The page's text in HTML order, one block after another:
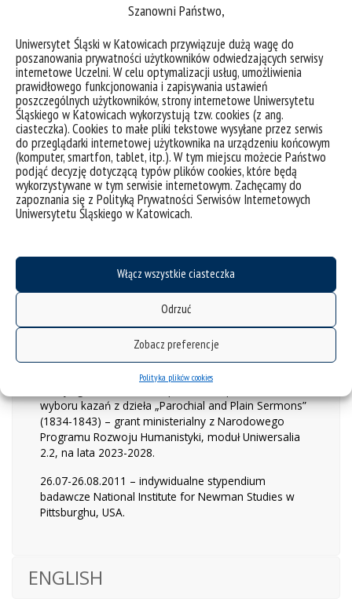
Szanowni Państwo,
Uniwersytet Śląski w Katowicach przywiązuje dużą wagę do
poszanowania prywatności użytkowników odwiedzających serwisy
internetowe Uczelni. W celu optymalizacji usług, umożliwienia
prawidłowego funkcjonowania i zapisywania ustawień
poszczególnych użytkowników, strony internetowe Uniwersytetu
Śląskiego w Katowicach wykorzystują tzw. cookies (z ang.
ciasteczka). Cookies to małe pliki tekstowe wysyłane przez serwis
do przeglądarki internetowej użytkownika na urządzeniu końcowym
(komputer, smartfon, tablet, itp.). W tym miejscu możecie Państwo
podjąć decyzję dotyczącą typów plików cookies, które będą
wykorzystywane w tym serwisie internetowym. Zachęcamy do
zapoznania się z Polityką Prywatności Serwisów Internetowych
Uniwersytetu Śląskiego w Katowicach.
Włącz wszystkie ciasteczka
Odrzuć
Zobacz preferencje
Polityka plików cookies
Cetnarowska B., Kuczok M., Zabawa M. (red.).
Various Dimensions of Contrastive Studies.
Katowice 2016: Wydawnictwo Uniwersytetu
Śląskiego.
Kuczok M. “Metaphorical conceptualizations of
death and dying in American English and Polish:
a corpus-based contrastive study”. W: Linguistica
Silesiana37 (2016), s. 125-142.
Kuczok M. “The interplay of metaphor and
metonymy in English noun+noun compounds”.
W: Drożdż G. (red.).Studies in Lexicogrammar:
Theory and Applications. Amsterdam 2016: John
Benjamins, s. 193-210.
DOI:
http://dx.doi.org/10.1075/hcp.54.10kuc
Life in John Henry Newman’s Parochial and Plain
. Newcastle upon Tyne 2014:
Cambridge Scholars Publishing.
Stypendia i granty:
Kierownik projektu “Kazania parafialne
wyboru kazań z dzieła „Parochial and Plain Sermons”
(1834-1843) – grant ministerialny z Narodowego
Programu Rozwoju Humanistyki, moduł Uniwersalia
2.2, na lata 2023-2028.
26.07-26.08.2011 – indywidualne stypendium
badawcze National Institute for Newman Studies w
Pittsburghu, USA.
ENGLISH